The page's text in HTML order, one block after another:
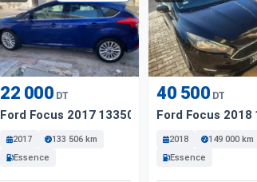
22 000 DT
Ford Focus 2017 133506 Km
2017
133 506 km
Essence
40 500 DT
Ford Focus 2018
2018
149 000 km
Essence